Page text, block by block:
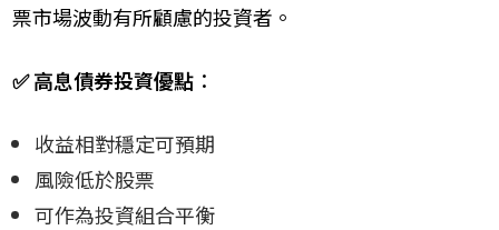
票市場波動有所顧慮的投資者。
✅ 高息債券投資優點 ：
收益相對穩定可預期
風險低於股票
可作為投資組合平衡